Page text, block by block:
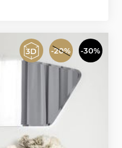
-20% -30%